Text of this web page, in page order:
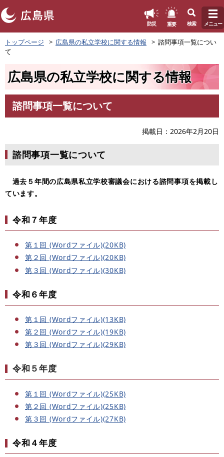
ペ
ー
。
防災 重要 検索 メニュー
トップページ 広島県の私立学校に関する情報
諮問事項一覧につい
て
広島県の私立学校に関する情報
文
諮問事項一覧について
掲載日 2026年2月20日
諮問事項一覧について
​ 過去５年間の広島県私立学校審議会における諮問事項を掲載し
ています。
令和７年度
第１回 (Wordファイル)(20KB)
第２回 (Wordファイル)(20KB)
第３回 (Wordファイル)(30KB)
令和６年度
第１回 (Wordファイル)(13KB)
第２回 (Wordファイル)(19KB)
第３回 (Wordファイル)(29KB)
令和５年度
第１回 (Wordファイル)(25KB)
第２回 (Wordファイル)(25KB)
第３回 (Wordファイル)(27KB)
令和４年度​